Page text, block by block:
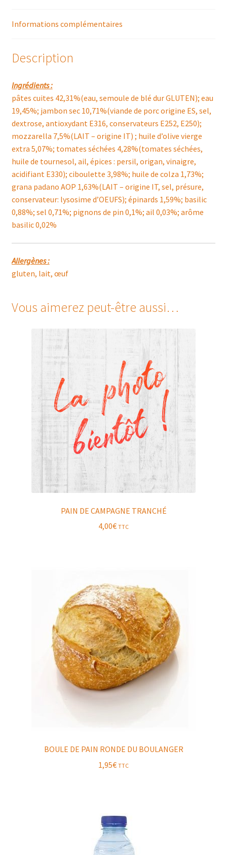
Informations complémentaires
Description
Ingrédients :
pâtes cuites 42,31%(eau, semoule de blé dur GLUTEN); eau
19,45%; jambon sec 10,71%(viande de porc origine ES, sel,
dextrose, antioxydant E316, conservateurs E252, E250);
mozzarella 7,5%(LAIT – origine IT) ; huile d’olive vierge
extra 5,07%; tomates séchées 4,28%(tomates séchées,
huile de tournesol, ail, épices : persil, origan, vinaigre,
acidifiant E330); ciboulette 3,98%; huile de colza 1,73%;
grana padano AOP 1,63%(LAIT – origine IT, sel, présure,
conservateur: lysosime d’OEUFS); épinards 1,59%; basilic
0,88%; sel 0,71%; pignons de pin 0,1%; ail 0,03%; arôme
basilic 0,02%
Allergènes :
gluten, lait, œuf
Vous aimerez peut-être aussi…
PAIN DE CAMPAGNE TRANCHÉ
4,00€ TTC
BOULE DE PAIN RONDE DU BOULANGER
1,95€ TTC